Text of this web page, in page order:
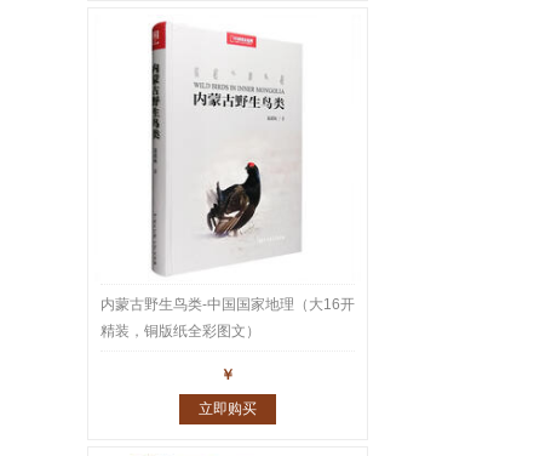
内蒙古野生鸟类-中国国家地理（大16开
精装，铜版纸全彩图文）
￥
立即购买